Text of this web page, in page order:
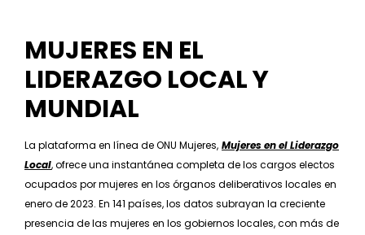
MUJERES EN EL
LIDERAZGO LOCAL Y
MUNDIAL
La plataforma en línea de ONU Mujeres, Mujeres en el Liderazgo
Local, ofrece una instantánea completa de los cargos electos
ocupados por mujeres en los órganos deliberativos locales en
enero de 2023. En 141 países, los datos subrayan la creciente
presencia de las mujeres en los gobiernos locales, con más de